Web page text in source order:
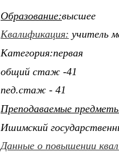
Образование:высшее
Квалификация: учитель
Категория:первая
общий стаж -41
пед.стаж - 41
Преподаваемые
Ишимский
Данные о повышении